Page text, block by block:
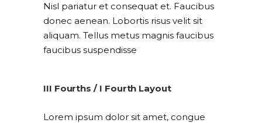
Nisl pariatur et consequat et. Faucibus
donec aenean. Lobortis risus velit sit
aliquam. Tellus metus magnis faucibus
faucibus suspendisse
III Fourths / I Fourth Layout
Lorem ipsum dolor sit amet, congue